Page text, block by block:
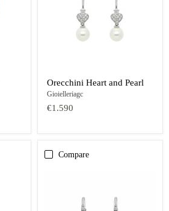
Orecchini Heart and Pearl
Gioielleriagc
€1.590
Compare